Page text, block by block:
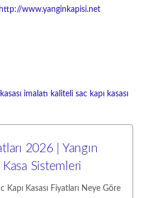
http://www.yanginkapisi.net
imalatı kaliteli sac kapı kasası
2026 | Yangın
Kasa Sistemleri
Kapı Kasası Fiyatları Neye Göre